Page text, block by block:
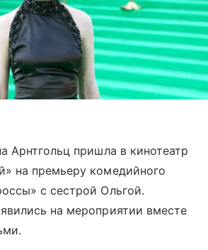
Арнтгольц пришла в кинотеатр
на премьеру комедийного
с сестрой Ольгой.
на мероприятии вместе